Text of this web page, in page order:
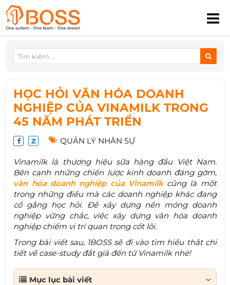
HỌC HỎI VĂN HÓA DOANH
NGHIỆP CỦA VINAMILK TRONG
45 NĂM PHÁT TRIỂN
QUẢN LÝ NHÂN SỰ
Vinamilk là thương hiệu sữa hàng đầu Việt Nam.
Bên cạnh những chiến lược kinh doanh đáng gờm,
văn hóa doanh nghiệp của Vinamilkcũng là một
trong những điều mà các doanh nghiệp khác đang
cố gắng học hỏi. Để xây dựng nền móng doanh
nghiệp vững chắc, việc xây dựng văn hóa doanh
nghiệp chiếm vị trí quan trọng cốt lõi.
Trong bài viết sau, 1BOSS sẽ đi vào tìm hiểu thật chi
tiết về case-study đắt giá đến từ Vinamilk nhé!
Mục lục bài viết